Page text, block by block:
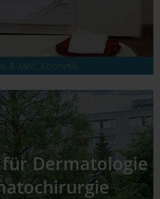
& Med. Kosmetik
Derma­to­logie